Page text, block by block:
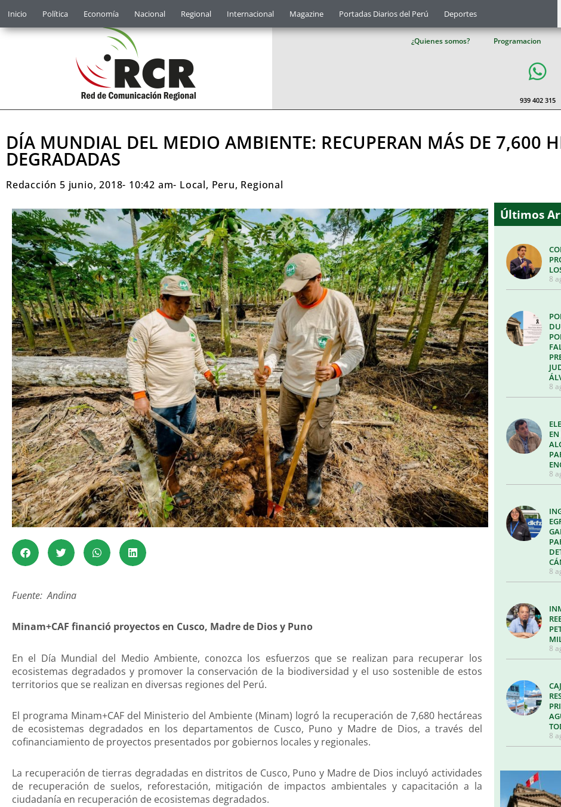
Inicio Política Economía Nacional Regional Internacional Magazine Portadas Diarios del Perú Deportes
¿Quienes somos? Programacion
939 402 315
DÍA MUNDIAL DEL MEDIO AMBIENTE: RECUPERAN MÁS DE 7,600
DEGRADADAS
Redacción 5 junio, 2018- 10:42 am- Local, Peru, Regional
Fuente: Andina
Minam+CAF financió proyectos en Cusco, Madre de Dios y Puno
En el Día Mundial del Medio Ambiente, conozca los esfuerzos que se realizan para recuperar los
ecosistemas degradados y promover la conservación de la biodiversidad y el uso sostenible de estos
territorios que se realizan en diversas regiones del Perú.
El programa Minam+CAF del Ministerio del Ambiente (Minam) logró la recuperación de 7,680 hectáreas
de ecosistemas degradados en los departamentos de Cusco, Puno y Madre de Dios, a través del
cofinanciamiento de proyectos presentados por gobiernos locales y regionales.
La recuperación de tierras degradadas en distritos de Cusco, Puno y Madre de Dios incluyó actividades
de recuperación de suelos, reforestación, mitigación de impactos ambientales y capacitación a la
ciudadanía en recuperación de ecosistemas degradados.
Últimos
8
8
8
8
8
8